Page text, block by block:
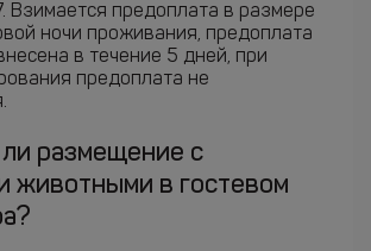
Взимается предоплата в размере
ночи проживания, предоплата
в течение 5 дней, при
предоплата не
размещение с
животными в гостевом